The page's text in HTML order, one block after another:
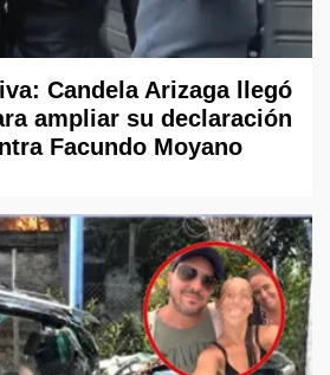
Candela Arizaga llegó
ampliar su declaración
Facundo Moyano